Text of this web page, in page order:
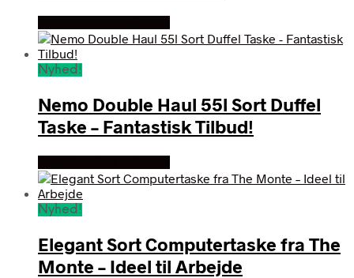
Nyhed!
Nemo Double Haul 55l Sort Duffel
Taske – Fantastisk Tilbud!
Nyhed!
Elegant Sort Computertaske fra The
Monte – Ideel til Arbejde